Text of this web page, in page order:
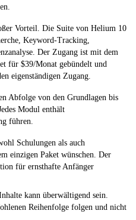
Vorteil. Die Suite von Helium 10
Keyword-Tracking,
Der Zugang ist mit dem
für $39/Monat gebündelt und
eigenständigen Zugang.
Abfolge von den Grundlagen bis
Modul enthält
führen.
Schulungen als auch
einzigen Paket wünschen. Der
für ernsthafte Anfänger
kann überwältigend sein.
Reihenfolge folgen und nicht